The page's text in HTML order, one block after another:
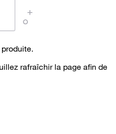
rafraîchir la page afin de